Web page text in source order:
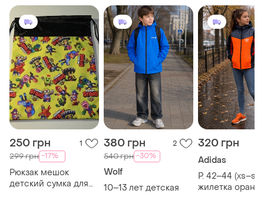
250 грн 1
299 грн -17%
Рюкзак мешок
детский сумка для
380 грн 2
540 грн -30%
Wolf
10–13 лет детская
320 грн
Adidas
Р. 42–44 (xs–s)
жилетка